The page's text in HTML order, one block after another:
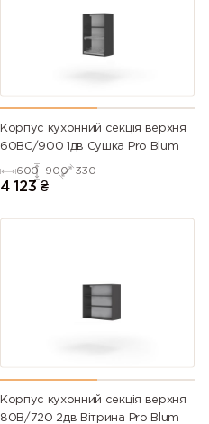
Корпус кухонний секцiя верхня
60ВС/900 1дв Сушка Pro Blum
600 900 330
4 123 ₴
Корпус кухонний секцiя верхня
80В/720 2дв Вітрина Pro Blum